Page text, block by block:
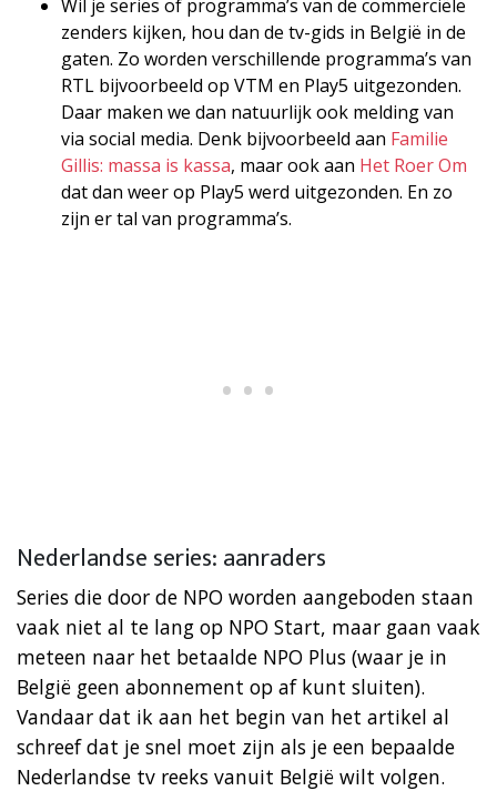
Wil je series of programma’s van de commerciële
zenders kijken, hou dan de tv-gids in België in de
gaten. Zo worden verschillende programma’s van
RTL bijvoorbeeld op VTM en Play5 uitgezonden.
Daar maken we dan natuurlijk ook melding van
via social media. Denk bijvoorbeeld aan Familie
Gillis: massa is kassa, maar ook aan Het Roer Om
dat dan weer op Play5 werd uitgezonden. En zo
zijn er tal van programma’s.
Nederlandse series: aanraders
Series die door de NPO worden aangeboden staan
vaak niet al te lang op NPO Start, maar gaan vaak
meteen naar het betaalde NPO Plus (waar je in
België geen abonnement op af kunt sluiten).
Vandaar dat ik aan het begin van het artikel al
schreef dat je snel moet zijn als je een bepaalde
Nederlandse tv reeks vanuit België wilt volgen.